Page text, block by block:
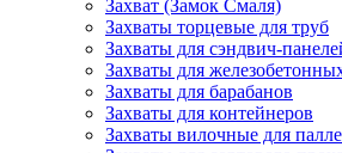
Захват (Замок Смаля)
Захваты торцевые для труб
Захваты для сэндвич-
Захваты для
Захваты для барабанов
Захваты для контейнеров
Захваты вилочные для